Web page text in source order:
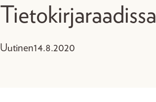
Tietokirjaraadissa
Uutinen14.8.2020